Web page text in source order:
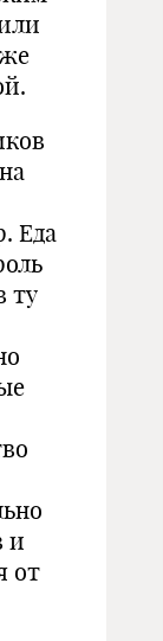
Еда
ту
и
от